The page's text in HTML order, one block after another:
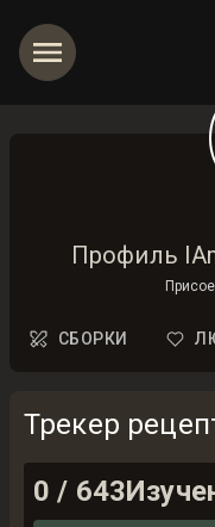
Профиль
СБОРКИ
Трекер
0 / 643